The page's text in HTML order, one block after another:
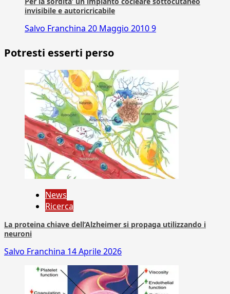
invisibile e autoricricabile
Salvo Franchina 20 Maggio 20109
Potresti esserti perso
News
Ricerca
La proteina chiave dell’Alzheimer si propaga utilizzando i
neuroni
Salvo Franchina 14 Aprile 2026